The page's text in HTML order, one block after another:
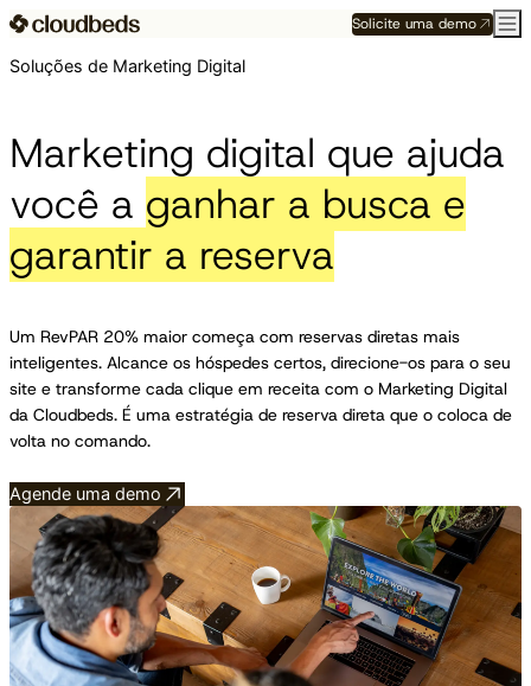
Solicite uma demo
Soluções de Marketing Digital
Marketing digital que ajuda
você a ganhar a busca e
garantir a reserva
Um RevPAR 20% maior começa com reservas diretas mais
inteligentes. Alcance os hóspedes certos, direcione-os para o seu
site e transforme cada clique em receita com o Marketing Digital
da Cloudbeds. É uma estratégia de reserva direta que o coloca de
volta no comando.
Agende uma demo